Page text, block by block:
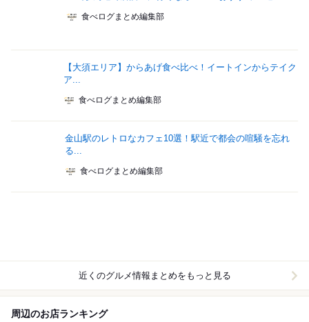
食べログまとめ編集部
【大須エリア】からあげ食べ比べ！イートインからテイク
ア...
食べログまとめ編集部
金山駅のレトロなカフェ10選！駅近で都会の喧騒を忘れ
る...
食べログまとめ編集部
近くのグルメ情報まとめをもっと見る
周辺のお店ランキング